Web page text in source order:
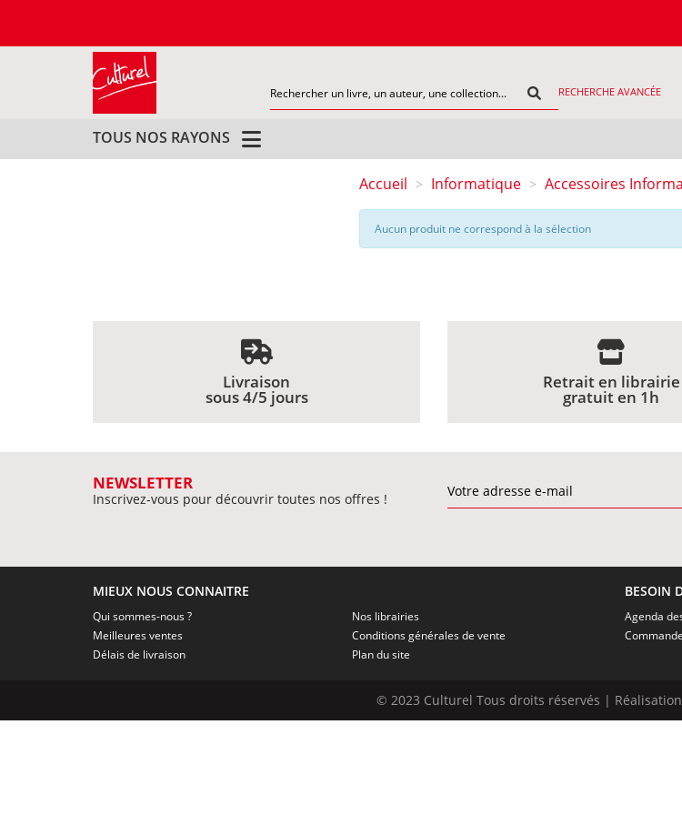
RECHERCHE AVANCÉE
TOUS NOS RAYONS
Accueil > Informatique > Accessoires
Aucun produit ne correspond à la sélection
Livraison
sous 4/5 jours
Retrait en librairie
gratuit en 1h
NEWSLETTER
Inscrivez-vous pour découvrir toutes nos offres !
MIEUX NOUS CONNAITRE
Qui sommes-nous ?
Meilleures ventes
Délais de livraison
Nos librairies
Conditions générales de vente
Plan du site
BESOIN
Agenda
© 2023 Culturel Tous droits réservés |